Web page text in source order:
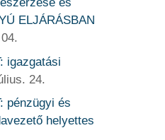
és
ELJÁRÁSBAN
igazgatási
24.
pénzügyi és
helyettes